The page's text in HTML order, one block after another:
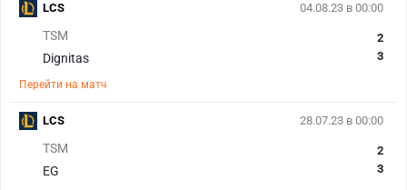
04.08.23 в 00:00
TSM
Dignitas
2
3
Перейти на матч
LCS
28.07.23 в 00:00
TSM
EG
2
3
LCS